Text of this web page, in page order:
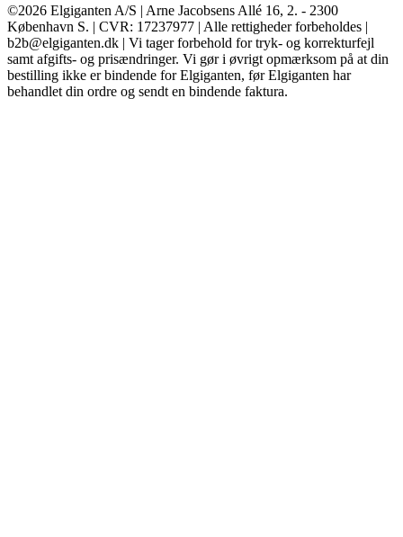
©2026 Elgiganten A/S | Arne Jacobsens Allé 16, 2. - 2300
København S. | CVR: 17237977 | Alle rettigheder forbeholdes |
b2b@elgiganten.dk | Vi tager forbehold for tryk- og korrekturfejl
samt afgifts- og prisændringer. Vi gør i øvrigt opmærksom på at din
bestilling ikke er bindende for Elgiganten, før Elgiganten har
behandlet din ordre og sendt en bindende faktura.